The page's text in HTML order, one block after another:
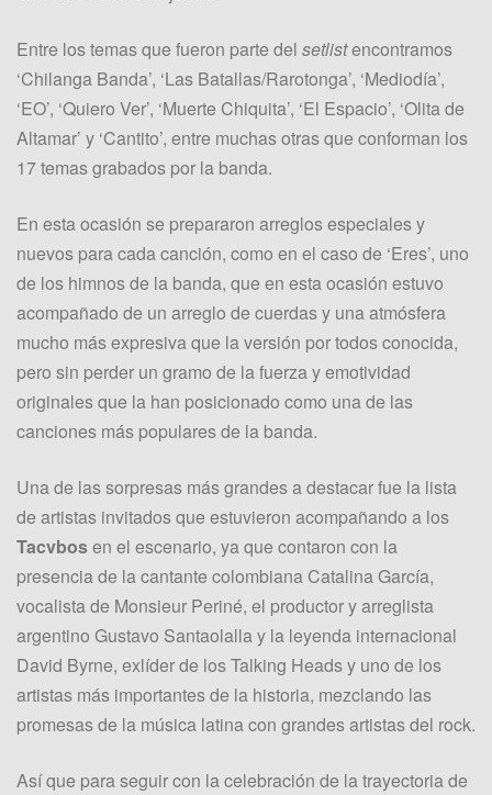
Entre los temas que fueron parte del setlistencontramos
‘Chilanga Banda’, ‘Las Batallas/Rarotonga’, ‘Mediodía’,
‘EO’, ‘Quiero Ver’, ‘Muerte Chiquita’, ‘El Espacio’, ‘Olita de
Altamar’ y ‘Cantito’, entre muchas otras que conforman los
17 temas grabados por la banda.
En esta ocasión se prepararon arreglos especiales y
nuevos para cada canción, como en el caso de ‘Eres’, uno
de los himnos de la banda, que en esta ocasión estuvo
acompañado de un arreglo de cuerdas y una atmósfera
mucho más expresiva que la versión por todos conocida,
pero sin perder un gramo de la fuerza y emotividad
originales que la han posicionado como una de las
canciones más populares de la banda.
Una de las sorpresas más grandes a destacar fue la lista
de artistas invitados que estuvieron acompañando a los
Tacvbosen el escenario, ya que contaron con la
presencia de la cantante colombiana Catalina García,
vocalista de Monsieur Periné, el productor y arreglista
argentino Gustavo Santaolalla y la leyenda internacional
David Byrne, exlíder de los Talking Heads y uno de los
artistas más importantes de la historia, mezclando las
promesas de la música latina con grandes artistas del rock.
Así que para seguir con la celebración de la trayectoria de